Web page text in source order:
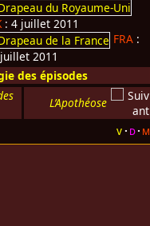
: 4 juillet 2011
FRA :
2011
des épisodes
L’Apothéose
v d m